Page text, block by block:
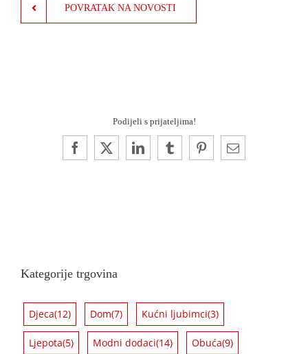
POVRATAK NA NOVOSTI
Podijeli s prijateljima!
Facebook
X LinkedInTumblrPinterestEmail:
Kategorije trgovina
Djeca(12) Dom(7) Kućni ljubimci(3)
Ljepota(5) Modni dodaci(14) Obuća(9)